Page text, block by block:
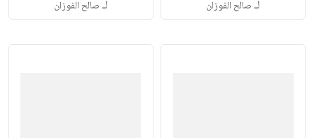
لـ صالح الفوزان لـ صالح الفوزان